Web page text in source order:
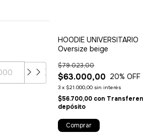
HOODIE UNIVERSITARIO
Oversize beige
$63.000,00
$79.023,00
20% OFF
3 x $21.000,00 sin interés
$56.700,00 con
depósito
Comprar